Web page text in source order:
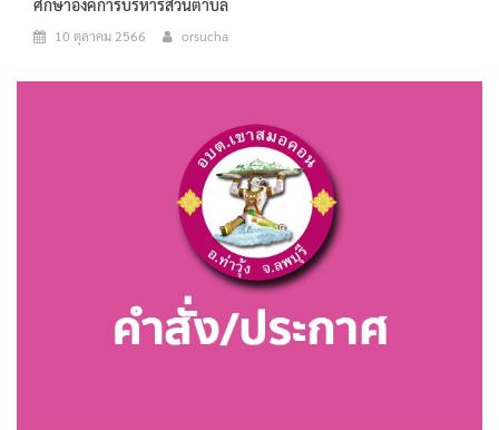
ศึกษาองค์การบริหารส่วนตำบล
10 ตุลาคม 2566 orsucha